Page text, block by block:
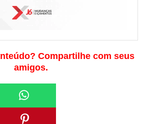
Compartilhe com seus
amigos.